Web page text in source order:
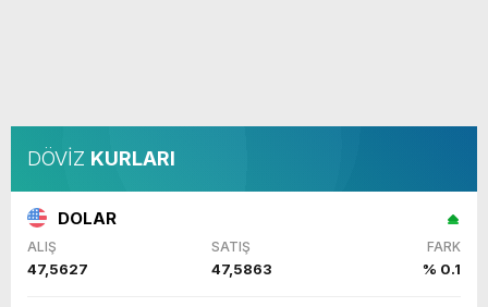
DÖVİZ KURLARI
DOLAR
ALIŞ SATIŞ FARK
47,5627 47,5863 % 0.1